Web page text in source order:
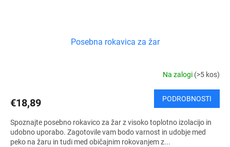
Posebna rokavica za žar
Na zalogi (>5 kos)
€18,89 PODROBNOSTI
Spoznajte posebno rokavico za žar z visoko toplotno izolacijo in
udobno uporabo. Zagotovile vam bodo varnost in udobje med
peko na žaru in tudi med običajnim rokovanjem z...